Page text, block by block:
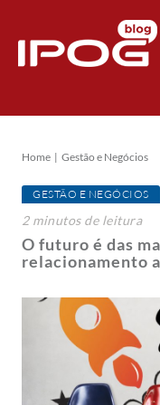
Home Gestão e Negócios
GESTÃO E NEGÓCIOS
2 minutosde leitura
O futuro é das
relacionamento